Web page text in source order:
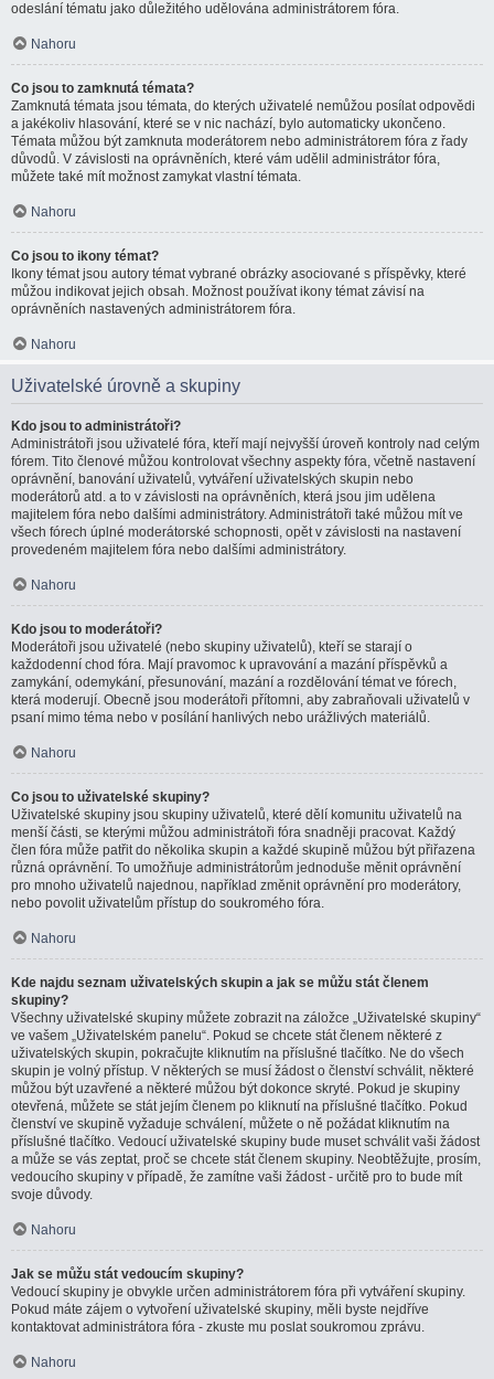
odeslání tématu jako důležitého udělována administrátorem fóra.
Nahoru
Co jsou to zamknutá témata?
Zamknutá témata jsou témata, do kterých uživatelé nemůžou posílat odpovědi
a jakékoliv hlasování, které se v nic nachází, bylo automaticky ukončeno.
Témata můžou být zamknuta moderátorem nebo administrátorem fóra z řady
důvodů. V závislosti na oprávněních, které vám udělil administrátor fóra,
můžete také mít možnost zamykat vlastní témata.
Nahoru
Co jsou to ikony témat?
Ikony témat jsou autory témat vybrané obrázky asociované s příspěvky, které
můžou indikovat jejich obsah. Možnost používat ikony témat závisí na
oprávněních nastavených administrátorem fóra.
Nahoru
Uživatelské úrovně a skupiny
Kdo jsou to administrátoři?
Administrátoři jsou uživatelé fóra, kteří mají nejvyšší úroveň kontroly nad celým
fórem. Tito členové můžou kontrolovat všechny aspekty fóra, včetně nastavení
oprávnění, banování uživatelů, vytváření uživatelských skupin nebo
moderátorů atd. a to v závislosti na oprávněních, která jsou jim udělena
majitelem fóra nebo dalšími administrátory. Administrátoři také můžou mít ve
všech fórech úplné moderátorské schopnosti, opět v závislosti na nastavení
provedeném majitelem fóra nebo dalšími administrátory.
Nahoru
Kdo jsou to moderátoři?
Moderátoři jsou uživatelé (nebo skupiny uživatelů), kteří se starají o
každodenní chod fóra. Mají pravomoc k upravování a mazání příspěvků a
zamykání, odemykání, přesunování, mazání a rozdělování témat ve fórech,
která moderují. Obecně jsou moderátoři přítomni, aby zabraňovali uživatelů v
psaní mimo téma nebo v posílání hanlivých nebo urážlivých materiálů.
Nahoru
Co jsou to uživatelské skupiny?
Uživatelské skupiny jsou skupiny uživatelů, které dělí komunitu uživatelů na
menší části, se kterými můžou administrátoři fóra snadněji pracovat. Každý
člen fóra může patřit do několika skupin a každé skupině můžou být přiřazena
různá oprávnění. To umožňuje administrátorům jednoduše měnit oprávnění
pro mnoho uživatelů najednou, například změnit oprávnění pro moderátory,
nebo povolit uživatelům přístup do soukromého fóra.
Nahoru
Kde najdu seznam uživatelských skupin a jak se můžu stát členem
skupiny?
Všechny uživatelské skupiny můžete zobrazit na záložce „Uživatelské skupiny“
ve vašem „Uživatelském panelu“. Pokud se chcete stát členem některé z
uživatelských skupin, pokračujte kliknutím na příslušné tlačítko. Ne do všech
skupin je volný přístup. V některých se musí žádost o členství schválit, některé
můžou být uzavřené a některé můžou být dokonce skryté. Pokud je skupiny
otevřená, můžete se stát jejím členem po kliknutí na příslušné tlačítko. Pokud
členství ve skupině vyžaduje schválení, můžete o ně požádat kliknutím na
příslušné tlačítko. Vedoucí uživatelské skupiny bude muset schválit vaši žádost
a může se vás zeptat, proč se chcete stát členem skupiny. Neobtěžujte, prosím,
vedoucího skupiny v případě, že zamítne vaši žádost - určitě pro to bude mít
svoje důvody.
Nahoru
Jak se můžu stát vedoucím skupiny?
Vedoucí skupiny je obvykle určen administrátorem fóra při vytváření skupiny.
Pokud máte zájem o vytvoření uživatelské skupiny, měli byste nejdříve
kontaktovat administrátora fóra - zkuste mu poslat soukromou zprávu.
Nahoru